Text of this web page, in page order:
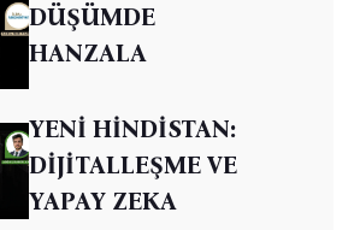
DÜŞÜMDE
HANZALA
YENİ HİNDİSTAN:
DİJİTALLEŞME VE
YAPAY ZEKA